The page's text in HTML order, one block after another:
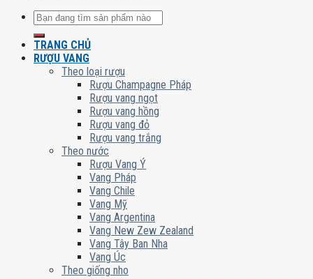
Tìm
kiếm:
TRANG CHỦ
RƯỢU VANG
Theo loại rượu
Rượu Champagne Pháp
Rượu vang ngọt
Rượu vang hồng
Rượu vang đỏ
Rượu vang trắng
Theo nước
Rượu Vang Ý
Vang Pháp
Vang Chile
Vang Mỹ
Vang Argentina
Vang New Zew Zealand
Vang Tây Ban Nha
Vang Úc
Theo giống nho